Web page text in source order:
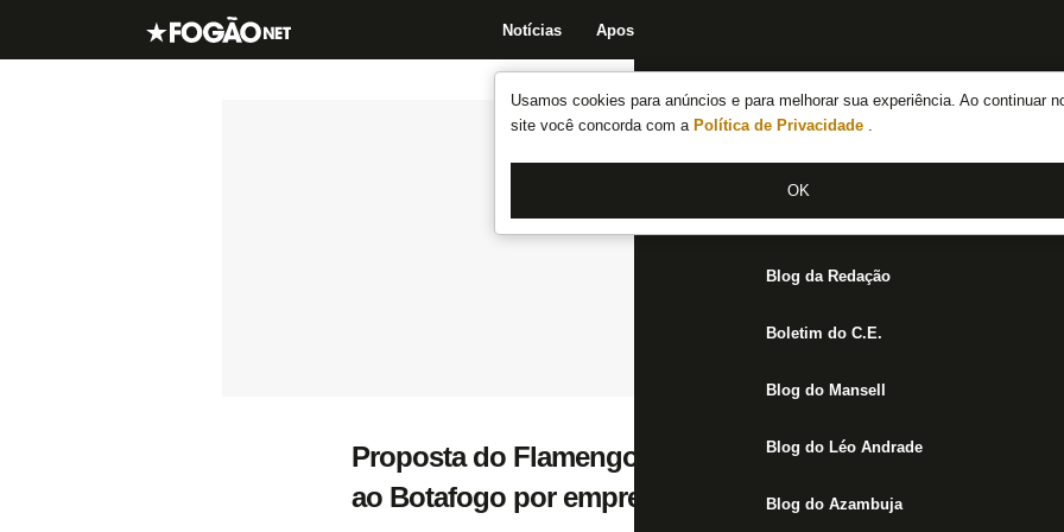
Usamos cookies para anúncios e para melhorar sua experiência. Ao continuar
site você concorda com a Política de Privacidade .
OK
Notícias Apostas
Notícias do Botafogo
Fórum
Jogos
Blog da Redação
Boletim do C.E.
Blog do Mansell
Blog do Léo Andrade
Blog do Azambuja
Proposta do Flamengo por Danilo é de € 32 milhões e foi
ao Botafogo por empresário